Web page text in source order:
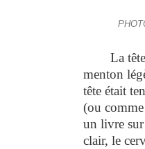
La t
menton
tête était
(ou
un livre sur
clair, le